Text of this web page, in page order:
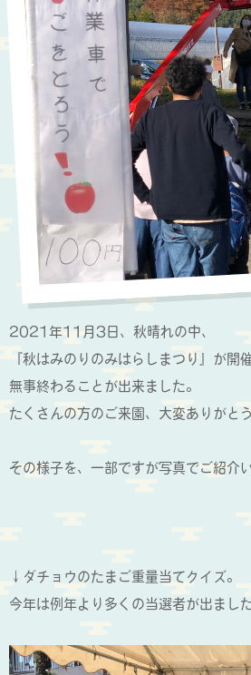
2021年11月3日、秋晴れの中、
『秋はみのりのみはらしまつり』が開
無事終わることが出来ました。
たくさんの方のご来園、大変ありがと
その様子を、一部ですが写真でご紹介
↓ダチョウのたまご重量当てクイズ。
今年は例年より多くの当選者が出ました